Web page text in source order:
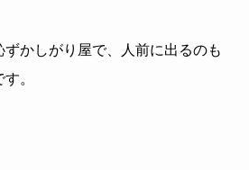
かしがり屋で、人前に出るのも
。